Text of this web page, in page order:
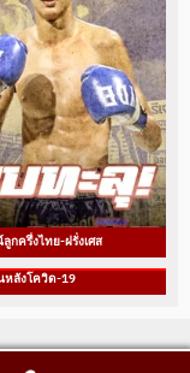
กครึ่งไทย-ฝรั่งเศส
หลังโควิด-19